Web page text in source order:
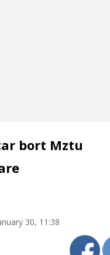
bort Mztu
30, 11:38